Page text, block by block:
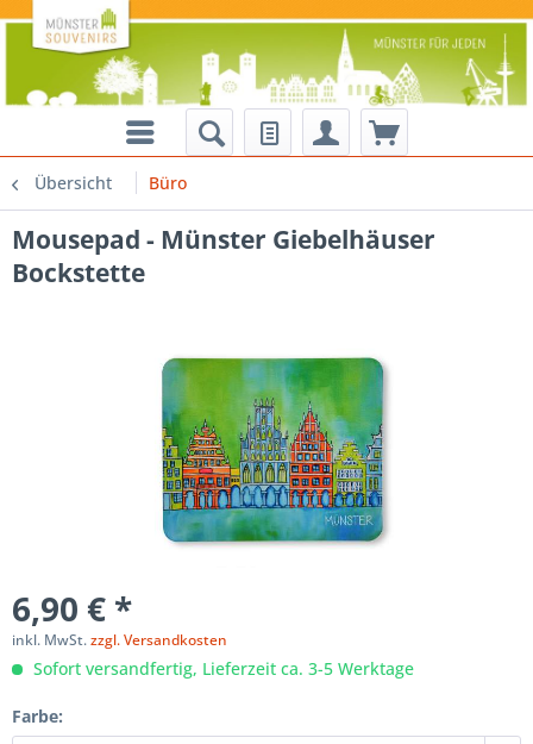
Übersicht Büro
Mousepad - Münster Giebelhäuser
Bockstette
6,90 € *
inkl. MwSt.zzgl. Versandkosten
Sofort versandfertig, Lieferzeit ca. 3-5 Werktage
Farbe: